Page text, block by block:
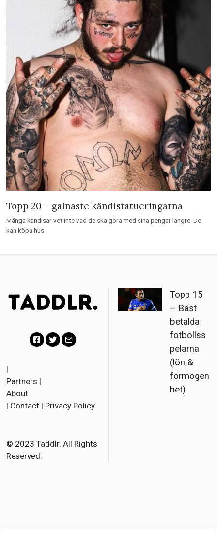
Topp 20 – galnaste kändistatueringarna
Många kändisar vet inte vad de ska göra med sina pengar längre. De
kan köpa hus
c
o
k
r
l
|
Partners |
About
| Contact | Privacy Policy
© 2023 Taddlr. All Rights
Reserved.
Topp 15
– Bäst
betalda
fotbollss
pelarna
(lön &
förmögen
het)